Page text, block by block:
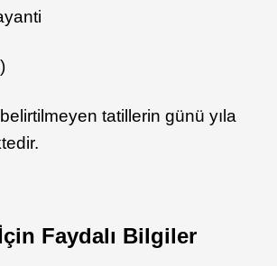
tatillerin günü yıla
Faydalı Bilgiler